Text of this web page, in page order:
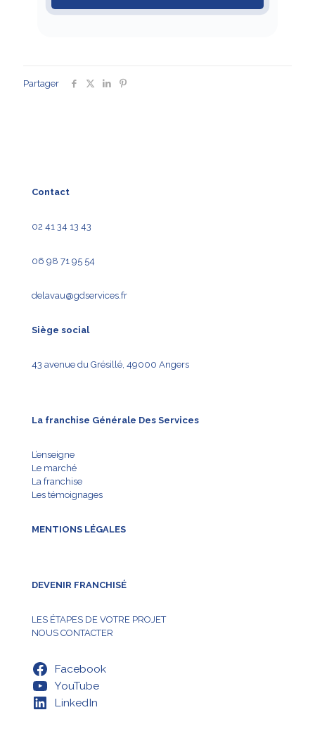
Partager
Contact
02 41 34 13 43
06 98 71 95 54
delavau@gdservices.fr
Siège social
43 avenue du Grésillé, 49000 Angers
La franchise Générale Des Services
L’enseigne
Le marché
La franchise
Les témoignages
MENTIONS LÉGALES
DEVENIR FRANCHISÉ
LES ÉTAPES DE VOTRE PROJET
NOUS CONTACTER
Facebook
YouTube
LinkedIn